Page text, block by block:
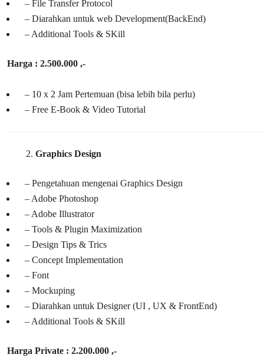
– File Transfer Protocol
– Diarahkan untuk web Development(BackEnd)
– Additional Tools & SKill
Harga : 2.500.000 ,-
– 10 x 2 Jam Pertemuan (bisa lebih bila perlu)
– Free E-Book & Video Tutorial
Graphics Design
– Pengetahuan mengenai Graphics Design
– Adobe Photoshop
– Adobe Illustrator
– Tools & Plugin Maximization
– Design Tips & Trics
– Concept Implementation
– Font
– Mockuping
– Diarahkan untuk Designer (UI , UX & FrontEnd)
– Additional Tools & SKill
Harga Private : 2.200.000 ,-